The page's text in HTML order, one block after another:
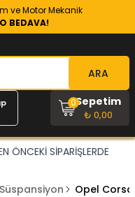
ve Motor Mekanik
BEDAVA!
ARA
Sepetim
₺ 0,00
0
ÖNCEKİ SİPARİŞLERDE
Opel